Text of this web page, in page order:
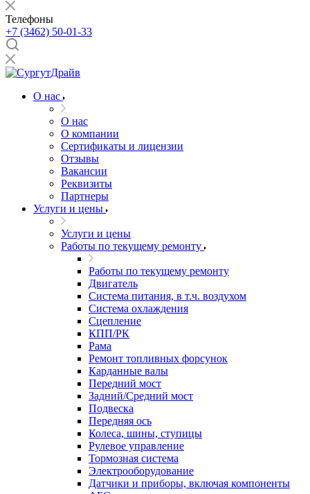
Телефоны
+7 (3462) 50-01-33
О нас
О нас
О компании
Сертификаты и лицензии
Отзывы
Вакансии
Реквизиты
Партнеры
Услуги и цены
Услуги и цены
Работы по текущему ремонту
Работы по текущему ремонту
Двигатель
Система питания, в т.ч. воздухом
Система охлаждения
Сцепление
КПП/РК
Рама
Ремонт топливных форсунок
Карданные валы
Передний мост
Задний/Средний мост
Подвеска
Передняя ось
Колеса, шины, ступицы
Рулевое управление
Тормозная система
Электрооборудование
Датчики и приборы, включая компоненты